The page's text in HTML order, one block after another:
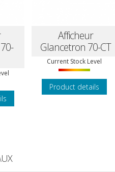
Afficheur
Glancetron 70-CT
Current Stock Level
Product details